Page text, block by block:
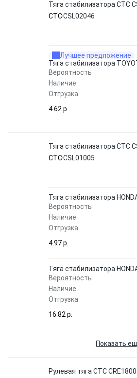
Тяга стабилизатора CTC
CTCCSL02046
Лучшее предложение
Тяга стабилизатора
Вероятность
Наличие
Отгрузка
4.62 p.
Тяга стабилизатора CTC
CTCCSL01005
Тяга стабилизатора
Вероятность
Наличие
Отгрузка
4.97 p.
Тяга стабилизатора
Вероятность
Наличие
Отгрузка
16.82 p.
Показать
Рулевая тяга CTC